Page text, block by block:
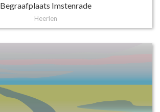
Begraafplaats Imstenrade
Heerlen